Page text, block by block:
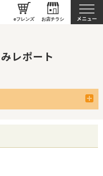
eフレンズ お店チラシ
レポート